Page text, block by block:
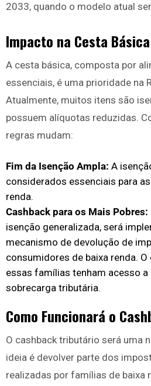
2033, quando o modelo atual
Impacto na Cesta Básica
A cesta básica, composta por
essenciais, é uma prioridade na
Atualmente, muitos itens são
possuem alíquotas reduzidas.
regras mudam:
Fim da Isenção Ampla: A
considerados essenciais para
renda.
Cashback para os Mais Pobres:
isenção generalizada, será
mecanismo de devolução de
consumidores de baixa renda.
essas famílias tenham acesso
sobrecarga tributária.
Como Funcionará o
O cashback tributário será uma
ideia é devolver parte dos
realizadas por famílias de baixa